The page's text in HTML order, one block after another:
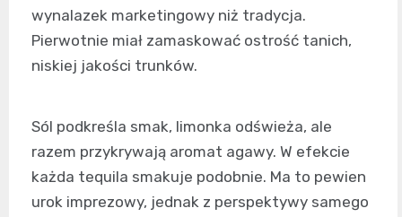
wynalazek marketingowy niż tradycja.
Pierwotnie miał zamaskować ostrość tanich,
niskiej jakości trunków.
Sól podkreśla smak, limonka odświeża, ale
razem przykrywają aromat agawy. W efekcie
każda tequila smakuje podobnie. Ma to pewien
urok imprezowy, jednak z perspektywy samego